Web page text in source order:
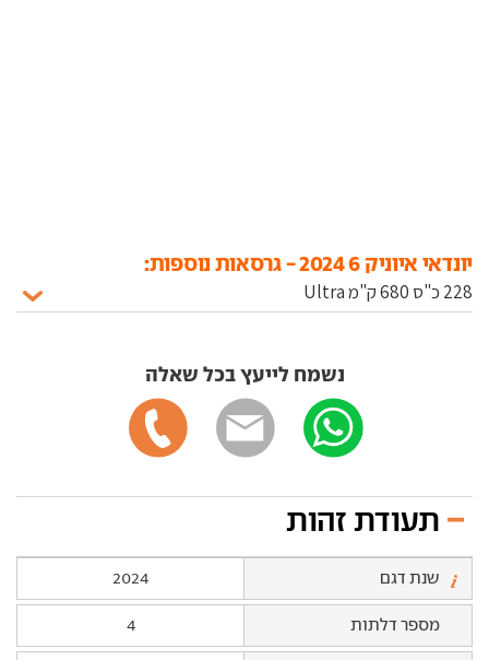
יונדאי איוניק 6 2024 - גרסאות נוספות:
נשמח לייעץ בכל שאלה
תעודת זהות
שנת דגם 2024
מספר דלתות 4